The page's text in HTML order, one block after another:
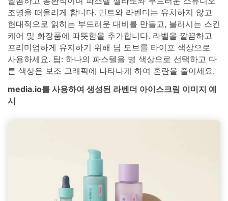
조명을 떠올리게 합니다. 민트와 라벤더는 유치하지 않고
현대적으로 읽히는 부드러운 대비를 만들고, 블러시는 스킨
케어 및 화장품에 따뜻함을 추가합니다. 라벨을 깔끔하고
프리미엄하게 유지하기 위해 딥 모브를 타이포 색상으로
사용하세요. 팁: 하나의 파스텔을 병 색상으로 선택하고 다
른 색상은 보조 그래픽에 나타나게 하여 혼란을 줄이세요.
media.io를 사용하여 생성된 라벤더 아이스크림 이미지 예
시